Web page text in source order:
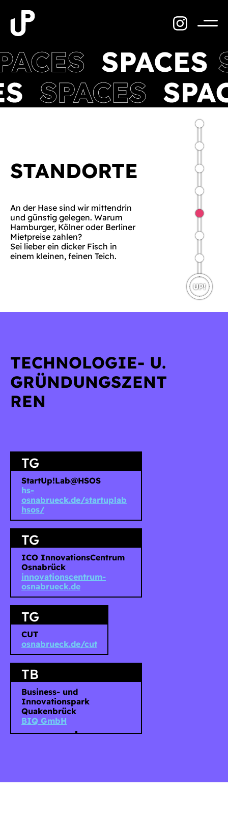
Inhalt
springen
STANDORTE
An der Hase sind wir mittendrin
und günstig gelegen. Warum
Hamburger, Kölner oder Berliner
Mietpreise zahlen?
Sei lieber ein dicker Fisch in
einem kleinen, feinen Teich.
TECHNOLOGIE- U.
GRÜNDUNGSZENT
REN
TG
StartUp!Lab@HSOS
hs-
osnabrueck.de/startuplab
hsos/
TG
ICO InnovationsCentrum
Osnabrück
innovationscentrum-
osnabrueck.de
TG
CUT
osnabrueck.de/cut
TB
Business- und
Innovationspark
Quakenbrück
BIQ GmbH